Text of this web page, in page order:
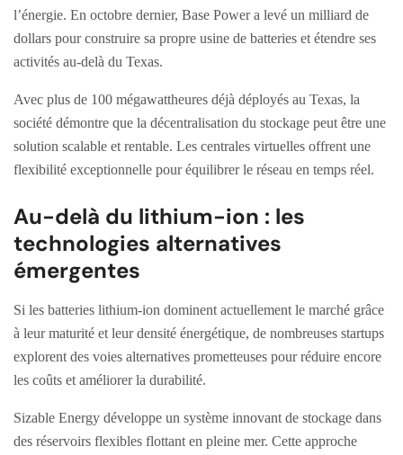
l’énergie. En octobre dernier, Base Power a levé un milliard de
dollars pour construire sa propre usine de batteries et étendre ses
activités au-delà du Texas.
Avec plus de 100 mégawattheures déjà déployés au Texas, la
société démontre que la décentralisation du stockage peut être une
solution scalable et rentable. Les centrales virtuelles offrent une
flexibilité exceptionnelle pour équilibrer le réseau en temps réel.
Au-delà du lithium-ion : les
technologies alternatives
émergentes
Si les batteries lithium-ion dominent actuellement le marché grâce
à leur maturité et leur densité énergétique, de nombreuses startups
explorent des voies alternatives prometteuses pour réduire encore
les coûts et améliorer la durabilité.
Sizable Energy développe un système innovant de stockage dans
des réservoirs flexibles flottant en pleine mer. Cette approche